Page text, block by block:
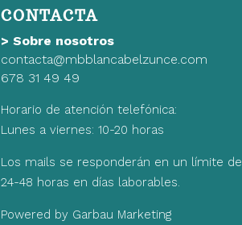
CONTACTA
>Sobre nosotros
contacta@mbblancabelzunce.com
678 31 49 49
Horario de atención telefónica:
Lunes a viernes: 10-20 horas
Los mails se responderán en un límite de
24-48 horas en días laborables.
Powered by Garbau Marketing